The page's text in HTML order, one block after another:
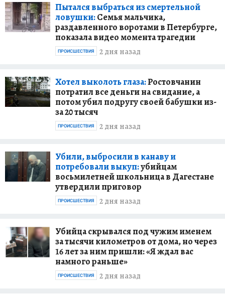
Пытался выбраться из смертельной
ловушки:Семья мальчика,
раздавленного воротами в Петербурге,
показала видео момента трагедии
2 дня назад
ПРОИСШЕСТВИЯ
Хотел выколоть глаза:Ростовчанин
потратил все деньги на свидание, а
потом убил подругу своей бабушки из-
за 20 тысяч
2 дня назад
ПРОИСШЕСТВИЯ
Убили, выбросили в канаву и
потребовали выкуп:убийцам
восьмилетней школьница в Дагестане
утвердили приговор
2 дня назад
ПРОИСШЕСТВИЯ
Убийца скрывался под чужим именем
за тысячи километров от дома, но через
16 лет за ним пришли: «Я ждал вас
намного раньше»
2 дня назад
ПРОИСШЕСТВИЯ